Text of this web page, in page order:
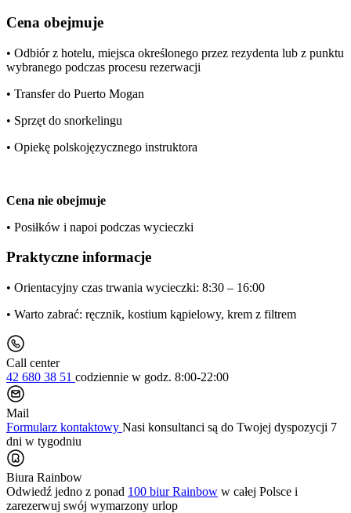
Cena obejmuje
• Odbiór z hotelu, miejsca określonego przez rezydenta lub z punktu
wybranego podczas procesu rezerwacji
• Transfer do Puerto Mogan
• Sprzęt do snorkelingu
• Opiekę polskojęzycznego instruktora
Cena nie obejmuje
• Posiłków i napoi podczas wycieczki
Praktyczne informacje
• Orientacyjny czas trwania wycieczki: 8:30 – 16:00
• Warto zabrać: ręcznik, kostium kąpielowy, krem z filtrem
Call center
42 680 38 51 codziennie w godz. 8:00-22:00
Mail
Formularz kontaktowy Nasi konsultanci są do Twojej dyspozycji 7
dni w tygodniu
Biura Rainbow
Odwiedź jedno z ponad 100 biur Rainbow w całej Polsce i
zarezerwuj swój wymarzony urlop